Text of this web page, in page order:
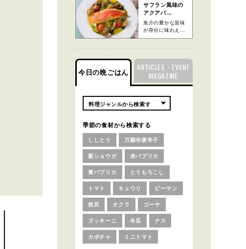
サフラン風味の
アクアパ...
魚介の豊かな旨味
が存分に味わえ...
今日の晩ごはん
ARTICLES・EVENT
MAGAZINE
季節の食材から検索する
ししとう 万願寺唐辛子
新ショウガ 赤パプリカ
黄パプリカ とうもろこし
トマト キュウリ ピーマン
枝豆 オクラ ゴーヤ
ズッキーニ 冬瓜 ナス
カボチャ ミニトマト